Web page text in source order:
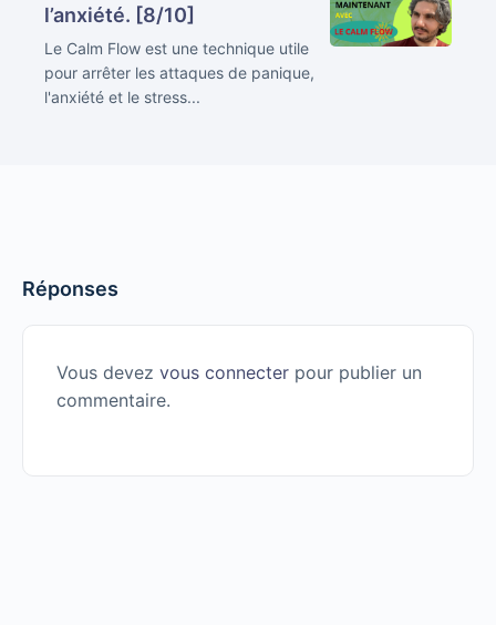
l’anxiété. [8/10]
Le Calm Flow est une technique utile
pour arrêter les attaques de panique,
l'anxiété et le stress...
Réponses
Vous devez vous connecter pour publier un
commentaire.